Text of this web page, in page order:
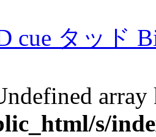
cue タッド
s/